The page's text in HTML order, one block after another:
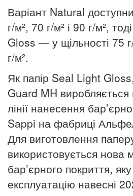
Варіант Natural
г/м², 70 г/м² і 90 г/м²,
Gloss — у щільності 75
г/м².
Як папір Seal Light Gloss,
Guard MH виробляється
лінії нанесення
Sappi на фабриці
Для виготовлення
використовується нова
бар’єрного покриття,
експлуатацію навесні